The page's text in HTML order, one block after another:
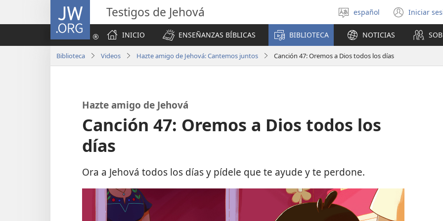
JW.ORG Testigos de Jehová
Seleccionar
idioma
español Iniciar(abre
una
nueva
INICIO
ENSEÑANZAS BÍBLICAS BIBLIOTECA NOTICIAS
Biblioteca Videos Hazte amigo de Jehová: Cantemos juntos Canción 47: Oremos a Dios todos los días
Hazte amigo de Jehová
Canción 47: Oremos a Dios todos los
días
Ora a Jehová todos los días y pídele que te ayude y te perdone.